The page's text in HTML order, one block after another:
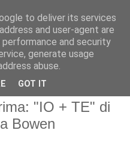
"IO + TE" di
Bowen
to deliver its services
and user-agent are
and security
generate usage
abuse.
GOT IT